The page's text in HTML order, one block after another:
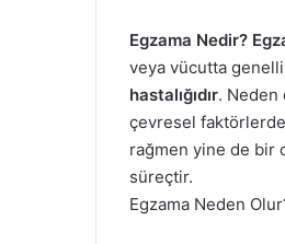
Egzama Nedir?
veya vücutta
hastalığıdır. Neden
çevresel
rağmen yine de bir
süreçtir.
Egzama Neden